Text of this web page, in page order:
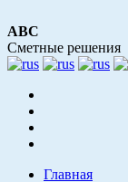
АВС
Сметные решения
Главная